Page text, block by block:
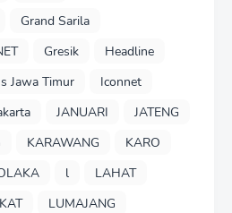
Grand Sarila
Gresik
Headline
Jawa Timur
Iconnet
JANUARI
JATENG
KARAWANG
KARO
l
LAHAT
LUMAJANG